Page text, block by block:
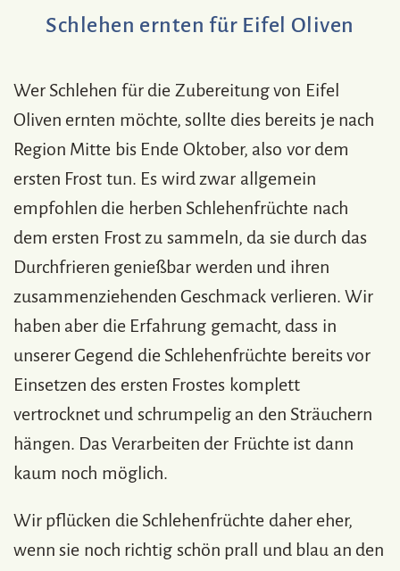
Schlehen ernten für Eifel Oliven
Wer Schlehen für die Zubereitung von Eifel
Oliven ernten möchte, sollte dies bereits je nach
Region Mitte bis Ende Oktober, also vor dem
ersten Frost tun. Es wird zwar allgemein
empfohlen die herben Schlehenfrüchte nach
dem ersten Frost zu sammeln, da sie durch das
Durchfrieren genießbar werden und ihren
zusammenziehenden Geschmack verlieren. Wir
haben aber die Erfahrung gemacht, dass in
unserer Gegend die Schlehenfrüchte bereits vor
Einsetzen des ersten Frostes komplett
vertrocknet und schrumpelig an den Sträuchern
hängen. Das Verarbeiten der Früchte ist dann
kaum noch möglich.
Wir pflücken die Schlehenfrüchte daher eher,
wenn sie noch richtig schön prall und blau an den